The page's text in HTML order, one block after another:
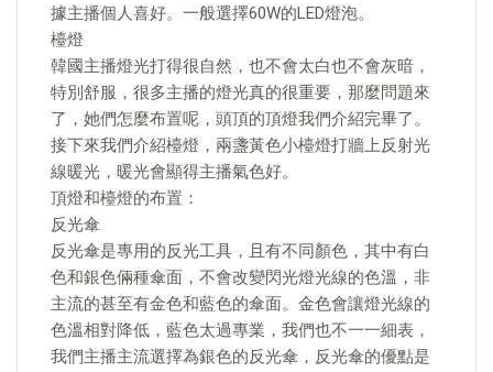
據主播個人喜好。一般選擇60W的LED燈泡。
檯燈
韓國主播燈光打得很自然，也不會太白也不會灰暗，
特別舒服，很多主播的燈光真的很重要，那麼問題來
了，她們怎麼布置呢，頭頂的頂燈我們介紹完畢了。
接下來我們介紹檯燈，兩盞黃色小檯燈打牆上反射光
線暖光，暖光會顯得主播氣色好。
頂燈和檯燈的布置：
反光傘
反光傘是專用的反光工具，且有不同顏色，其中有白
色和銀色倆種傘面，不會改變閃光燈光線的色溫，非
主流的甚至有金色和藍色的傘面。金色會讓燈光線的
色溫相對降低，藍色太過專業，我們也不一一細表，
我們主播主流選擇為銀色的反光傘，反光傘的優點是